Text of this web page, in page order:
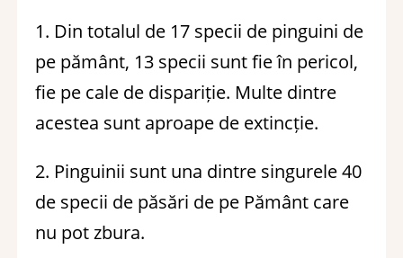
1. Din totalul de 17 specii de pinguini de
pe pământ, 13 specii sunt fie în pericol,
fie pe cale de dispariție. Multe dintre
acestea sunt aproape de extincție.
2. Pinguinii sunt una dintre singurele 40
de specii de păsări de pe Pământ care
nu pot zbura.